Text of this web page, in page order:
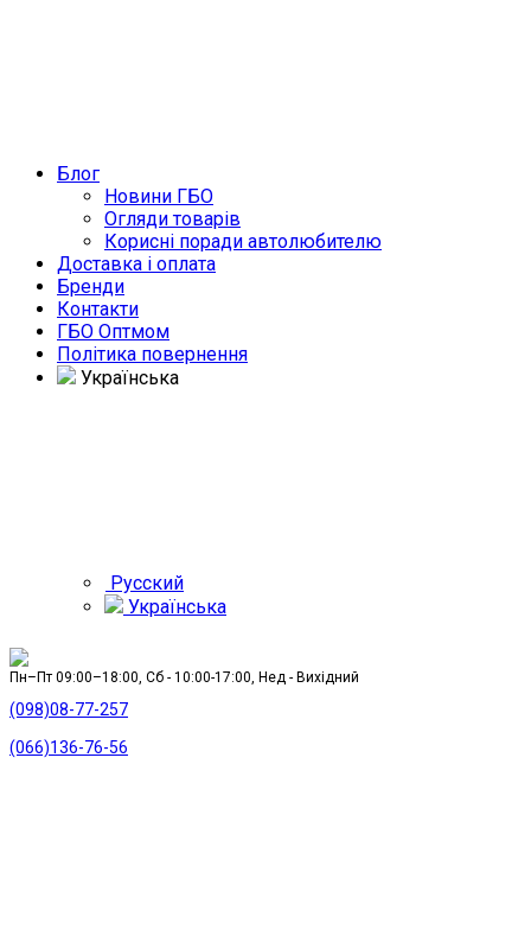
Блог
Новини ГБО
Огляди товарів
Корисні поради автолюбителю
Доставка і оплата
Бренди
Контакти
ГБО Оптмом
Політика повернення
Українська
Русский
Українська
Пн–Пт 09:00–18:00, Сб - 10:00-17:00, Нед - Вихідний
(098)08-77-257
(066)136-76-56